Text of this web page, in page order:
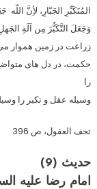
المُتَكَبِّرِ الجَبّارِ، لأِنَّ
وَجَعَلَ التَّكَبُّرَ مِن آلَةِ
زراعت در زمين هموار
حكمت، در دل هاى
را
وسيله عقل و تكبر را
تحف العقول، ص 396
حدیث (9)
امام رضا عليه